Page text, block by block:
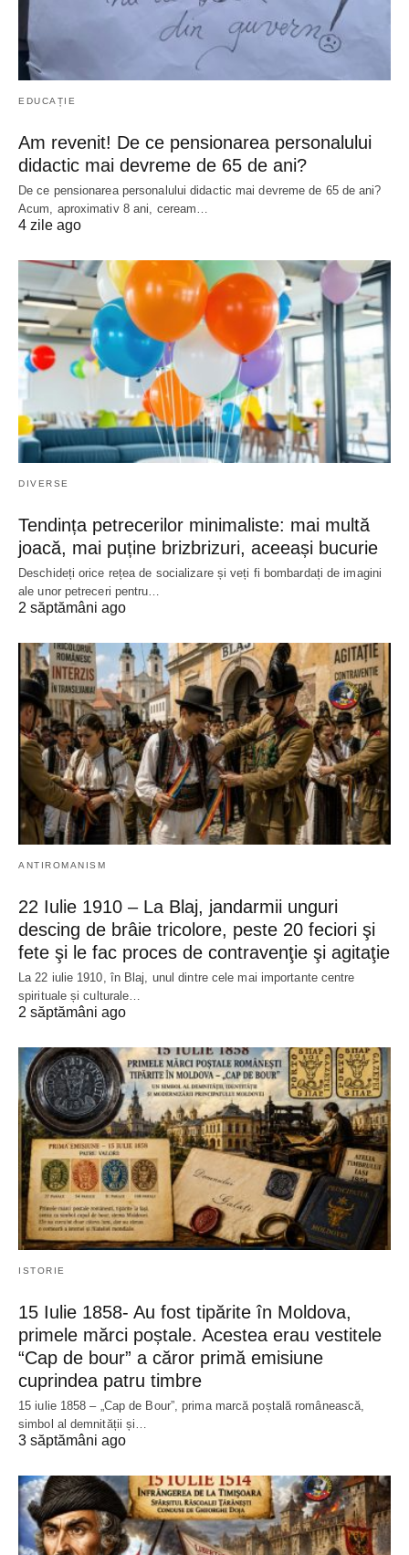
EDUCAȚIE
Am revenit! De ce pensionarea personalului
didactic mai devreme de 65 de ani?
De ce pensionarea personalului didactic mai devreme de 65 de ani?
Acum, aproximativ 8 ani, ceream…
4 zile ago
DIVERSE
Tendința petrecerilor minimaliste: mai multă
joacă, mai puține brizbrizuri, aceeași bucurie
Deschideți orice rețea de socializare și veți fi bombardați de imagini
ale unor petreceri pentru…
2 săptămâni ago
ANTIROMANISM
22 Iulie 1910 – La Blaj, jandarmii unguri
descing de brâie tricolore, peste 20 feciori şi
fete şi le fac proces de contravenţie şi agitaţie
La 22 iulie 1910, în Blaj, unul dintre cele mai importante centre
spirituale și culturale…
2 săptămâni ago
ISTORIE
15 Iulie 1858- Au fost tipărite în Moldova,
primele mărci poștale. Acestea erau vestitele
“Cap de bour” a căror primă emisiune
cuprindea patru timbre
15 iulie 1858 – „Cap de Bour”, prima marcă poștală românească,
simbol al demnității și…
3 săptămâni ago